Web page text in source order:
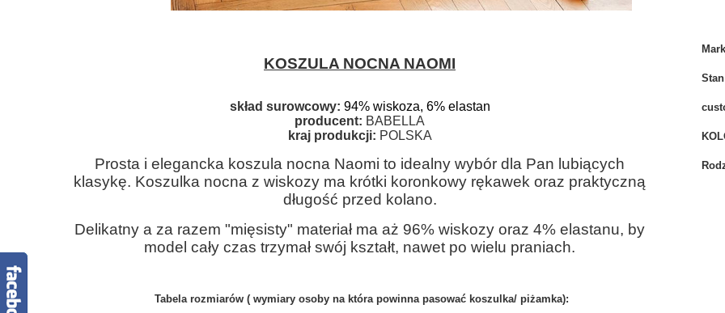
KOSZULA NOCNA NAOMI
skład surowcowy: 94% wiskoza, 6% elastan
producent: BABELLA
kraj produkcji: POLSKA
Prosta i elegancka koszula nocna Naomi to idealny wybór dla Pan lubiących
klasykę. Koszulka nocna z wiskozy ma krótki koronkowy rękawek oraz praktyczną
długość przed kolano.
Delikatny a za razem "mięsisty" materiał ma aż 96% wiskozy oraz 4% elastanu, by
model cały czas trzymał swój kształt, nawet po wielu praniach.
Tabela rozmiarów ( wymiary osoby na która powinna pasować koszulka/ piżamka):
Stan